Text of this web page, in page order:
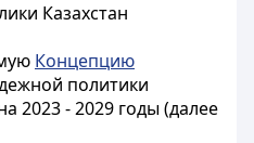
Казахстан
Концепцию
политики
2023 - 2029 годы (далее